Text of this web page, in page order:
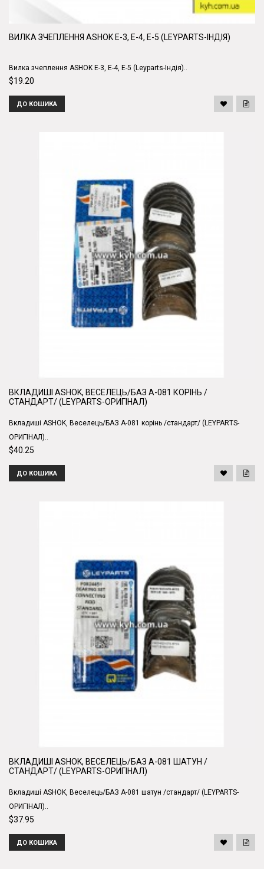
ВИЛКА ЗЧЕПЛЕННЯ ASHOK Е-3, Е-4, Е-5 (LEYPARTS-ІНДІЯ)
Вилка зчеплення ASHOK Е-3, Е-4, Е-5 (Leyparts-Індія)..
$19.20
ДО КОШИКА
ВКЛАДИШІ ASHOK, ВЕСЕЛЕЦЬ/БАЗ А-081 КОРІНЬ /
СТАНДАРТ/ (LEYPARTS-ОРИГІНАЛ)
Вкладиші ASHOK, Веселець/БАЗ А-081 корінь /стандарт/ (LEYPARTS-
ОРИГІНАЛ)..
$40.25
ДО КОШИКА
ВКЛАДИШІ ASHOK, ВЕСЕЛЕЦЬ/БАЗ А-081 ШАТУН /
СТАНДАРТ/ (LEYPARTS-ОРИГІНАЛ)
Вкладиші ASHOK, Веселець/БАЗ А-081 шатун /стандарт/ (LEYPARTS-
ОРИГІНАЛ)..
$37.95
ДО КОШИКА